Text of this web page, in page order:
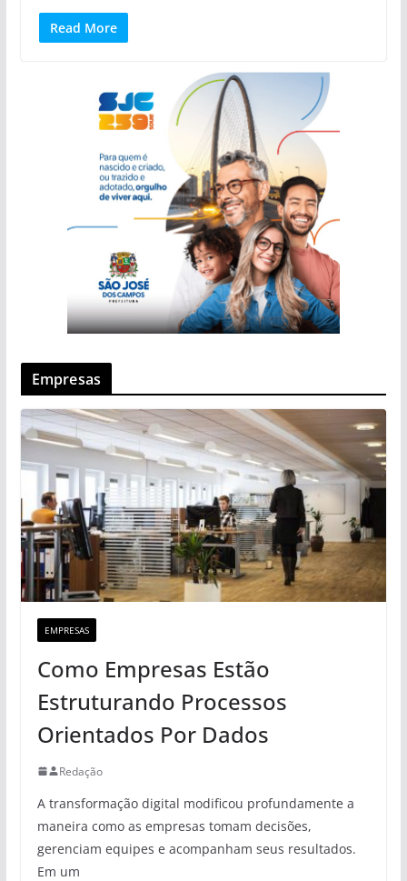
Read More
Empresas
EMPRESAS
Como Empresas Estão
Estruturando Processos
Orientados Por Dados
Redação
A transformação digital modificou profundamente a
maneira como as empresas tomam decisões,
gerenciam equipes e acompanham seus resultados.
Em um